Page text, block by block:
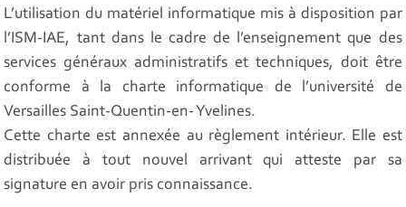
L’utilisation du matériel informatique mis à disposition par
l’ISM-IAE, tant dans le cadre de l’enseignement que des
services généraux administratifs et techniques, doit être
conforme à la charte informatique de l’université de
Versailles Saint-Quentin-en- Yvelines.
Cette charte est annexée au règlement intérieur. Elle est
distribuée à tout nouvel arrivant qui atteste par sa
signature en avoir pris connaissance.